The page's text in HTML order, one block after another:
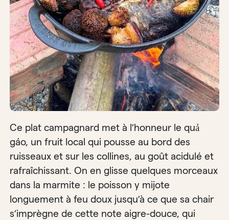
Ce plat campagnard met à l’honneur le quả
gáo, un fruit local qui pousse au bord des
ruisseaux et sur les collines, au goût acidulé et
rafraîchissant. On en glisse quelques morceaux
dans la marmite : le poisson y mijote
longuement à feu doux jusqu’à ce que sa chair
s’imprègne de cette note aigre-douce, qui